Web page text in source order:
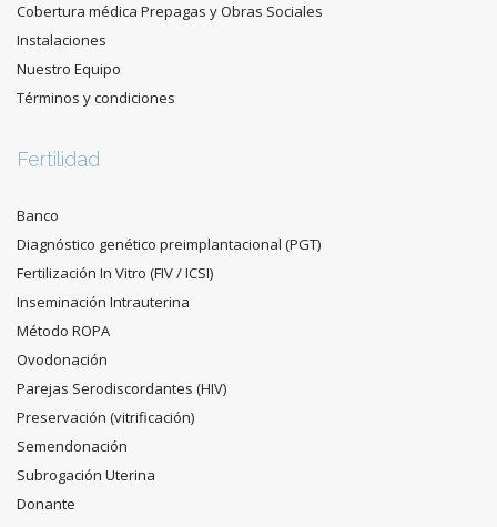
Cobertura médica Prepagas y Obras Sociales
Instalaciones
Nuestro Equipo
Términos y condiciones
Fertilidad
Banco
Diagnóstico genético preimplantacional (PGT)
Fertilización In Vitro (FIV / ICSI)
Inseminación Intrauterina
Método ROPA
Ovodonación
Parejas Serodiscordantes (HIV)
Preservación (vitrificación)
Semendonación
Subrogación Uterina
Donante